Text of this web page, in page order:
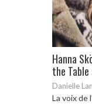
Hanna
the Table
Danielle
La voix de